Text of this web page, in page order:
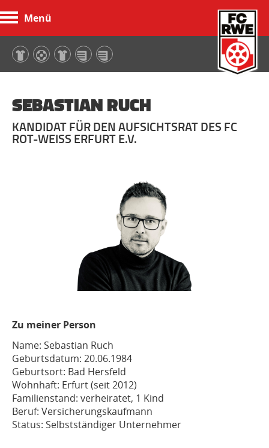
Menü
SEBASTIAN RUCH
KANDIDAT FÜR DEN AUFSICHTSRAT DES FC
ROT-WEISS ERFURT E.V.
Zu meiner Person
Name: Sebastian Ruch
Geburtsdatum: 20.06.1984
Geburtsort: Bad Hersfeld
Wohnhaft: Erfurt (seit 2012)
Familienstand: verheiratet, 1 Kind
Beruf: Versicherungskaufmann
Status: Selbstständiger Unternehmer